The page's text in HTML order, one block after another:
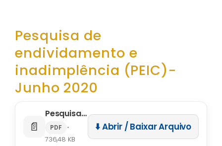
Pesquisa de
endividamento e
inadimplência (PEIC)-
Junho 2020
📄
Pesquisa de endividamento e inadimplência (PEIC)- Junho 2020
PDF
•
736,48 KB
⬇️ Abrir / Baixar Arquivo